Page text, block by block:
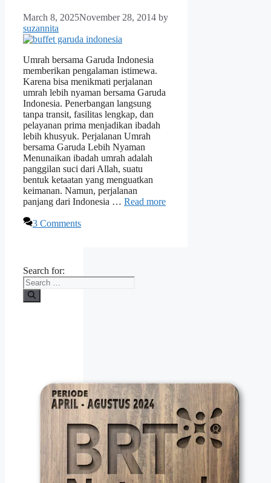
March 8, 2025November 28, 2014 by
suzannita
Umrah bersama Garuda Indonesia
memberikan pengalaman istimewa.
Karena bisa menikmati perjalanan
umrah lebih nyaman bersama Garuda
Indonesia. Penerbangan langsung
tanpa transit, fasilitas lengkap, dan
pelayanan prima menjadikan ibadah
lebih khusyuk. Perjalanan Umrah
bersama Garuda Lebih Nyaman
Menunaikan ibadah umrah adalah
panggilan suci dari Allah, suatu
bentuk ketaatan yang menguatkan
keimanan. Namun, perjalanan
panjang dari Indonesia … Read more
3 Comments
Search for: